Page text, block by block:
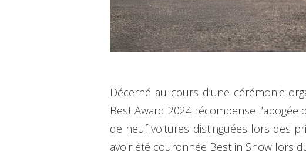
Décerné au cours d’une cérémonie
Best Award 2024 récompense
de neuf voitures distinguées lors des
avoir été couronnée Best in Show lors